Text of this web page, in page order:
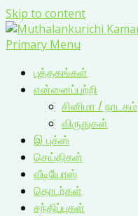
Skip to content
Primary Menu
புத்தகங்கள்
என்னைப்பற்றி
சினிமா / நாடகம்
விருதுகள்
இ புக்ஸ்
செய்திகள்
வீடியோஸ்
தொடர்கள்
சந்திப்புகள்